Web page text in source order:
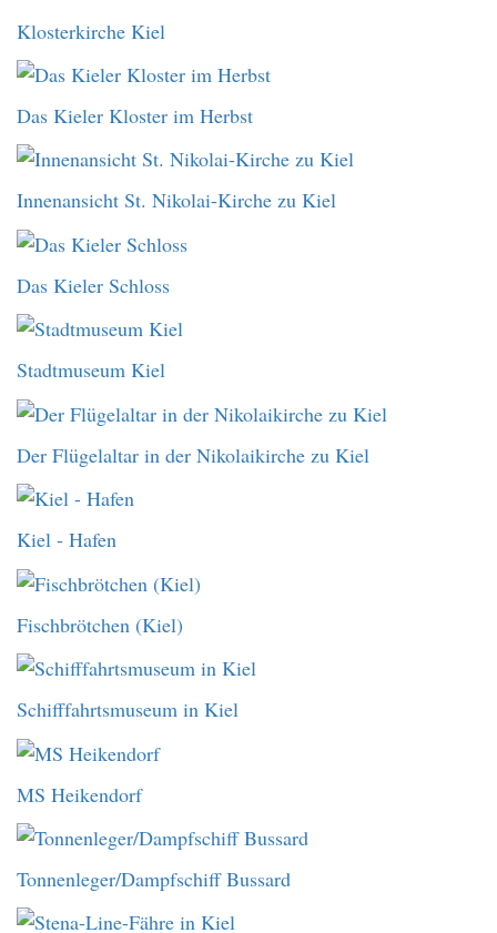
Klosterkirche Kiel
Das Kieler Kloster im Herbst
Innenansicht St. Nikolai-Kirche zu Kiel
Das Kieler Schloss
Stadtmuseum Kiel
Der Flügelaltar in der Nikolaikirche zu Kiel
Kiel - Hafen
Fischbrötchen (Kiel)
Schifffahrtsmuseum in Kiel
MS Heikendorf
Tonnenleger/Dampfschiff Bussard